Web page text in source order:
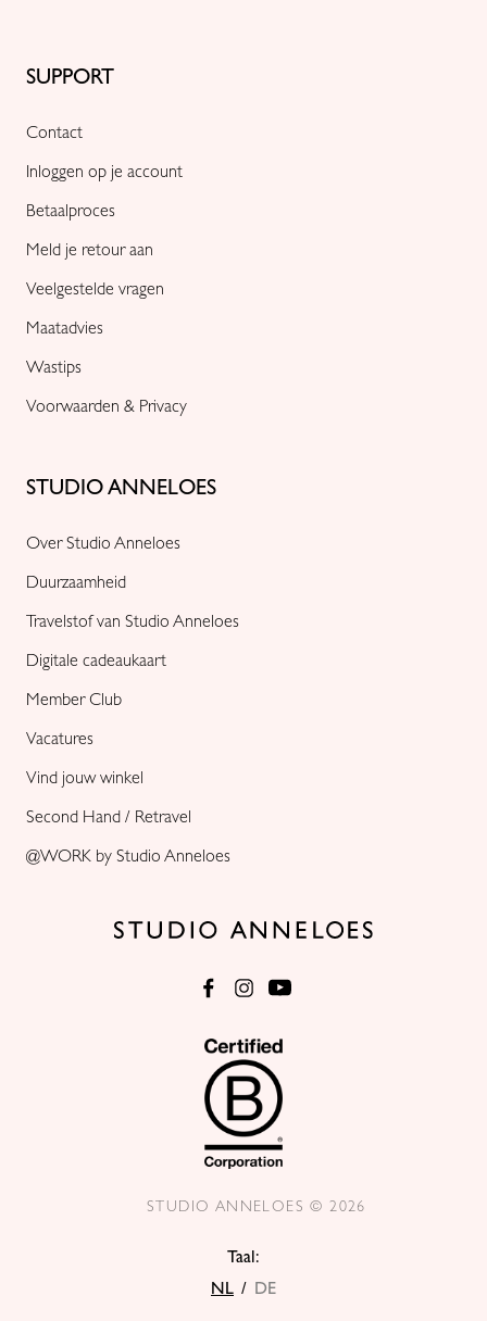
STUDIO ANNELOES
Over Studio Anneloes
Duurzaamheid
Travelstof van Studio Anneloes
Digitale cadeaukaart
Member Club
Vacatures
Vind jouw winkel
Second Hand / Retravel
@WORK by Studio Anneloes
SUPPORT
Contact
Inloggen op je account
Betaalproces
Meld je retour aan
Veelgestelde vragen
Maatadvies
Wastips
Voorwaarden & Privacy
Taal:
NL / DE
STUDIO ANNELOES © 2026